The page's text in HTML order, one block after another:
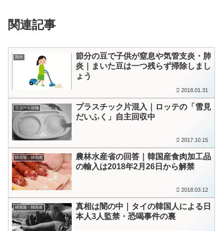
関連記事
国内
節分の豆で子供が窒息や気管支炎・肺
炎｜まいた豆は一つ残らず掃除しまし
ょう
2018.01.31
リコール情報
プラスチック片混入｜ロッテの「雪見
だいふく」自主回収中
2017.10.15
韓国製・韓国産
農林水産省の回答｜韓国産食肉加工品
の輸入は2018年2月26日から解禁
2018.03.12
韓国製・韓国産
真相は闇の中｜タイの韓国人による日
本人3人監禁・恐喝事件の裏